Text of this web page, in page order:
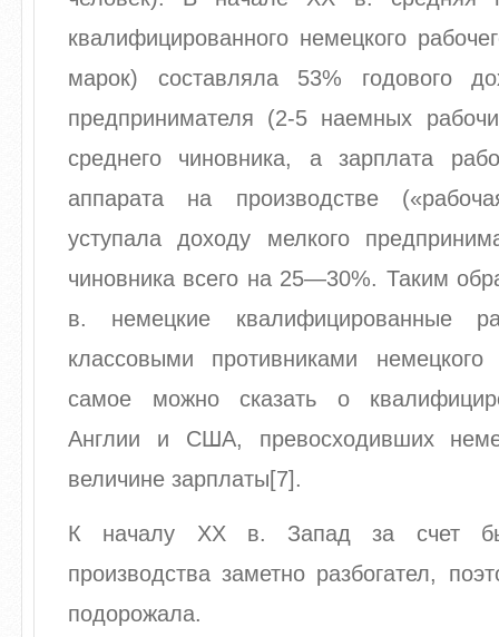
квалифицированного немецкого
марок) составляла 53% годового
предпринимателя (2-5 наемных
среднего чиновника, а зарплата
аппарата на производстве
уступала доходу мелкого
чиновника всего на 25—30%. Таким
в. немецкие квалифицированные
классовыми противниками
самое можно сказать о
Англии и США, превосходивших
величине зарплаты[7].
К началу XX в. Запад за счет
производства заметно разбогател,
подорожала.